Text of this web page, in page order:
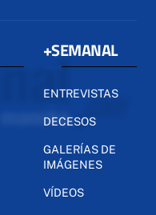
+SEMANAL
ENTREVISTAS
DECESOS
GALERÍAS DE
IMÁGENES
VÍDEOS